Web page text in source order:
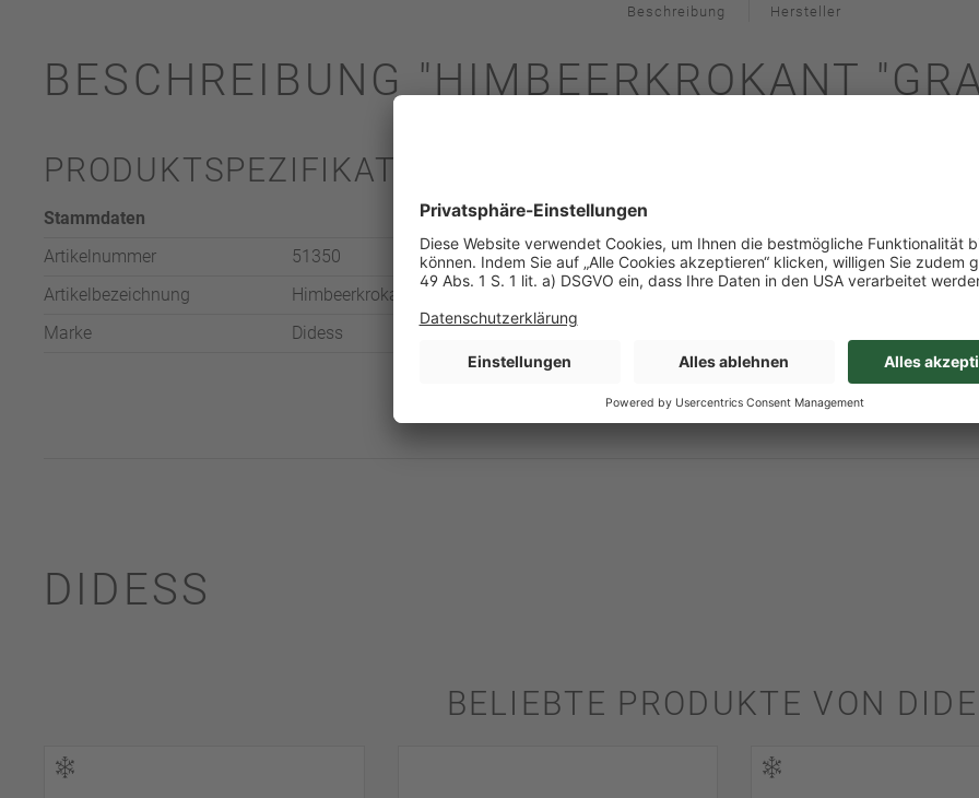
Beschreibung Hersteller
BESCHREIBUNG "HIMBEERKROKANT
PRODUKTSPEZIFIKATION
Stammdaten
Artikelnummer
51350
Artikelbezeichnung
Himbeerkrokant "Grand Dekor", süß
Marke
Didess
DIDESS
BELIEBTE PRODUKTE VON